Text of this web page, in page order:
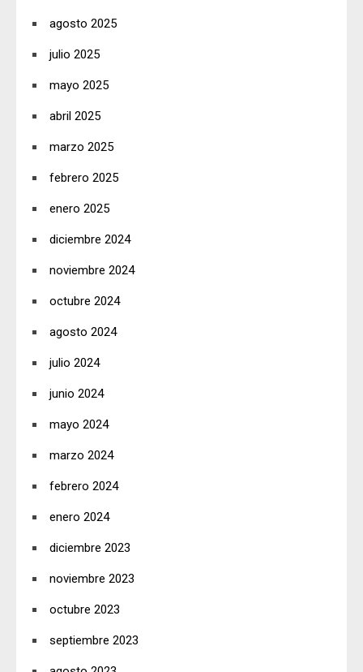
agosto 2025
julio 2025
mayo 2025
abril 2025
marzo 2025
febrero 2025
enero 2025
diciembre 2024
noviembre 2024
octubre 2024
agosto 2024
julio 2024
junio 2024
mayo 2024
marzo 2024
febrero 2024
enero 2024
diciembre 2023
noviembre 2023
octubre 2023
septiembre 2023